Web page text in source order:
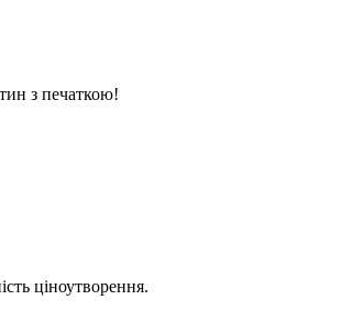
з печаткою!
ціноутворення.